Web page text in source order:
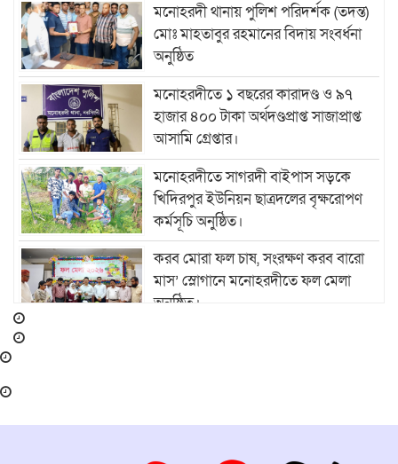
মনোহরদী থানায় পুলিশ পরিদর্শক (তদন্ত)
মোঃ মাহতাবুর রহমানের বিদায় সংবর্ধনা
অনুষ্ঠিত
মনোহরদীতে ১ বছরের কারাদণ্ড ও ৯৭
হাজার ৪০০ টাকা অর্থদণ্ডপ্রাপ্ত সাজাপ্রাপ্ত
আসামি গ্রেপ্তার।
মনোহরদীতে সাগরদী বাইপাস সড়কে
খিদিরপুর ইউনিয়ন ছাত্রদলের বৃক্ষরোপণ
কর্মসূচি অনুষ্ঠিত।
করব মোরা ফল চাষ, সংরক্ষণ করব বারো
মাস’ স্লোগানে মনোহরদীতে ফল মেলা
অনুষ্ঠিত।
মনোহরদীতে মেধাবী শিক্ষার্থীদের বৃত্তি